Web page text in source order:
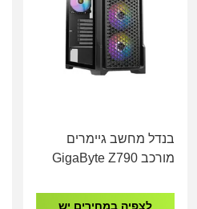
בנדל מחשב גיימרים
מורכב GigaByte Z790
DDR5 1TB NVME RTX
לצפיה במחירים יש